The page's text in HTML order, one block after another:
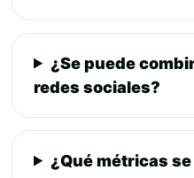
¿Se puede
redes sociales?
¿Qué métricas